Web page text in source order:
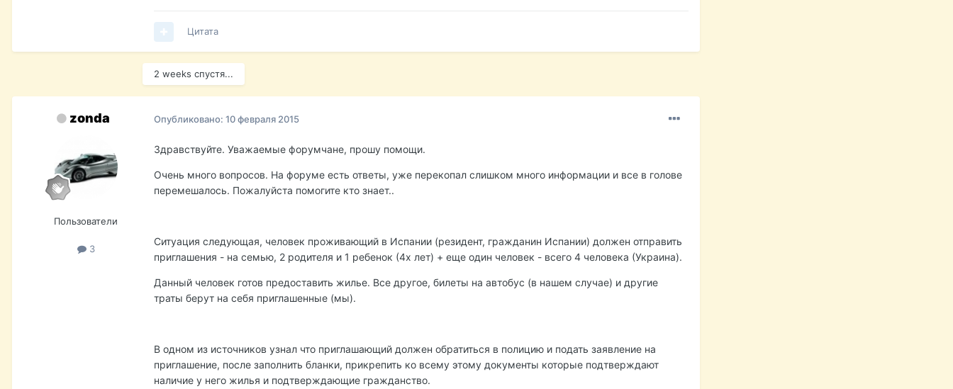
Цитата
2 weeks спустя...
zonda
Пользователи
3
Опубликовано: 10 февраля 2015
Здравствуйте. Уважаемые форумчане, прошу помощи.
Очень много вопросов. На форуме есть ответы, уже перекопал слишком много информации и все в голове
перемешалось. Пожалуйста помогите кто знает..
Ситуация следующая, человек проживающий в Испании (резидент, гражданин Испании) должен отправить
приглашения - на семью, 2 родителя и 1 ребенок (4х лет) + еще один человек - всего 4 человека (Украина).
Данный человек готов предоставить жилье. Все другое, билеты на автобус (в нашем случае) и другие
траты берут на себя приглашенные (мы).
В одном из источников узнал что приглашающий должен обратиться в полицию и подать заявление на
приглашение, после заполнить бланки, прикрепить ко всему этому документы которые подтверждают
наличие у него жилья и подтверждающие гражданство.